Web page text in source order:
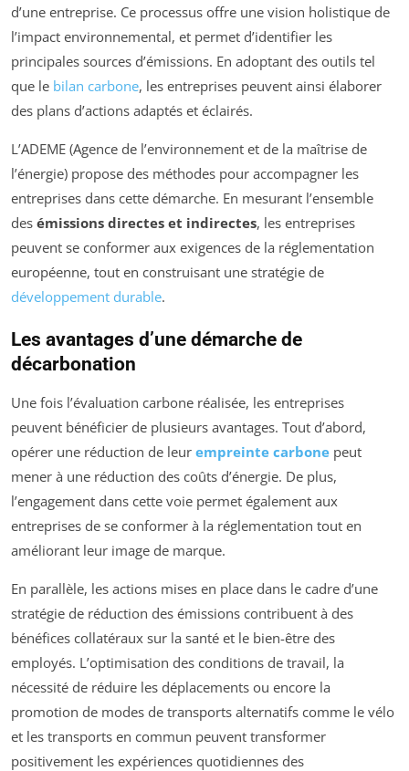
d’une entreprise. Ce processus offre une vision holistique de
l’impact environnemental, et permet d’identifier les
principales sources d’émissions. En adoptant des outils tel
que le bilan carbone, les entreprises peuvent ainsi élaborer
des plans d’actions adaptés et éclairés.
L’ADEME (Agence de l’environnement et de la maîtrise de
l’énergie) propose des méthodes pour accompagner les
entreprises dans cette démarche. En mesurant l’ensemble
des émissions directes et indirectes, les entreprises
peuvent se conformer aux exigences de la réglementation
européenne, tout en construisant une stratégie de
développement durable.
Les avantages d’une démarche de
décarbonation
Une fois l’évaluation carbone réalisée, les entreprises
peuvent bénéficier de plusieurs avantages. Tout d’abord,
opérer une réduction de leur empreinte carbone peut
mener à une réduction des coûts d’énergie. De plus,
l’engagement dans cette voie permet également aux
entreprises de se conformer à la réglementation tout en
améliorant leur image de marque.
En parallèle, les actions mises en place dans le cadre d’une
stratégie de réduction des émissions contribuent à des
bénéfices collatéraux sur la santé et le bien-être des
employés. L’optimisation des conditions de travail, la
nécessité de réduire les déplacements ou encore la
promotion de modes de transports alternatifs comme le vélo
et les transports en commun peuvent transformer
positivement les expériences quotidiennes des